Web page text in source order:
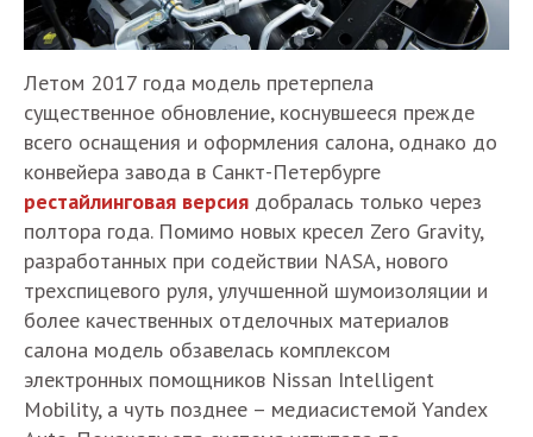
Летом 2017 года модель претерпела
существенное обновление, коснувшееся прежде
всего оснащения и оформления салона, однако до
конвейера завода в Санкт-Петербурге
рестайлинговая версия добралась только через
полтора года. Помимо новых кресел Zero Gravity,
разработанных при содействии NASA, нового
трехспицевого руля, улучшенной шумоизоляции и
более качественных отделочных материалов
салона модель обзавелась комплексом
электронных помощников Nissan Intelligent
Mobility, а чуть позднее – медиасистемой Yandex